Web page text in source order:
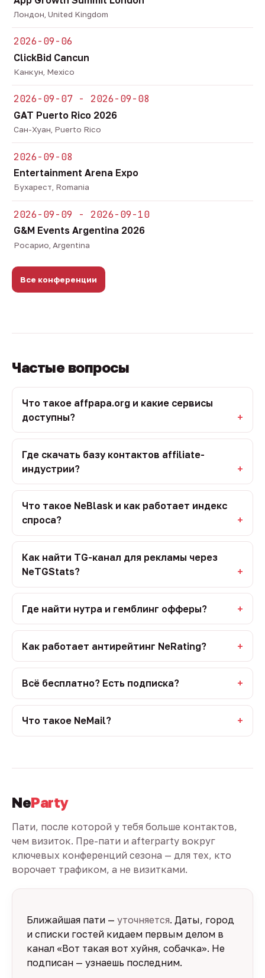
Лондон, United Kingdom
2026-09-06
ClickBid Cancun
Канкун, Mexico
2026-09-07 - 2026-09-08
GAT Puerto Rico 2026
Сан-Хуан, Puerto Rico
2026-09-08
Entertainment Arena Expo
Бухарест, Romania
2026-09-09 - 2026-09-10
G&M Events Argentina 2026
Росарио, Argentina
Все конференции
Частые вопросы
Что такое affpapa.org и какие сервисы
доступны?
Где скачать базу контактов affiliate-
индустрии?
Что такое NeBlask и как работает индекс
спроса?
Как найти TG-канал для рекламы через
NeTGStats?
Где найти нутра и гемблинг офферы?
Как работает антирейтинг NeRating?
Всё бесплатно? Есть подписка?
Что такое NeMail?
NeParty
Пати, после которой у тебя больше контактов,
чем визиток. Пре-пати и afterparty вокруг
ключевых конференций сезона — для тех, кто
ворочает трафиком, а не визитками.
Ближайшая пати — уточняется. Даты, город
и списки гостей кидаем первым делом в
канал «Вот такая вот хуйня, собачка». Не
подписан — узнаешь последним.